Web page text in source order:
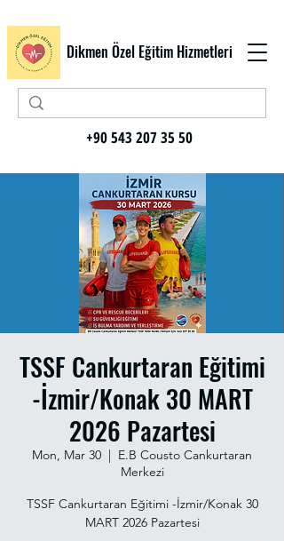
Dikmen Özel Eğitim Hizmetleri
+90 543 207 35 50
TSSF Cankurtaran Eğitimi
-İzmir/Konak 30 MART
2026 Pazartesi
Mon, Mar 30
  |
E.B Cousto Cankurtaran
Merkezi
TSSF Cankurtaran Eğitimi -İzmir/Konak 30
MART 2026 Pazartesi